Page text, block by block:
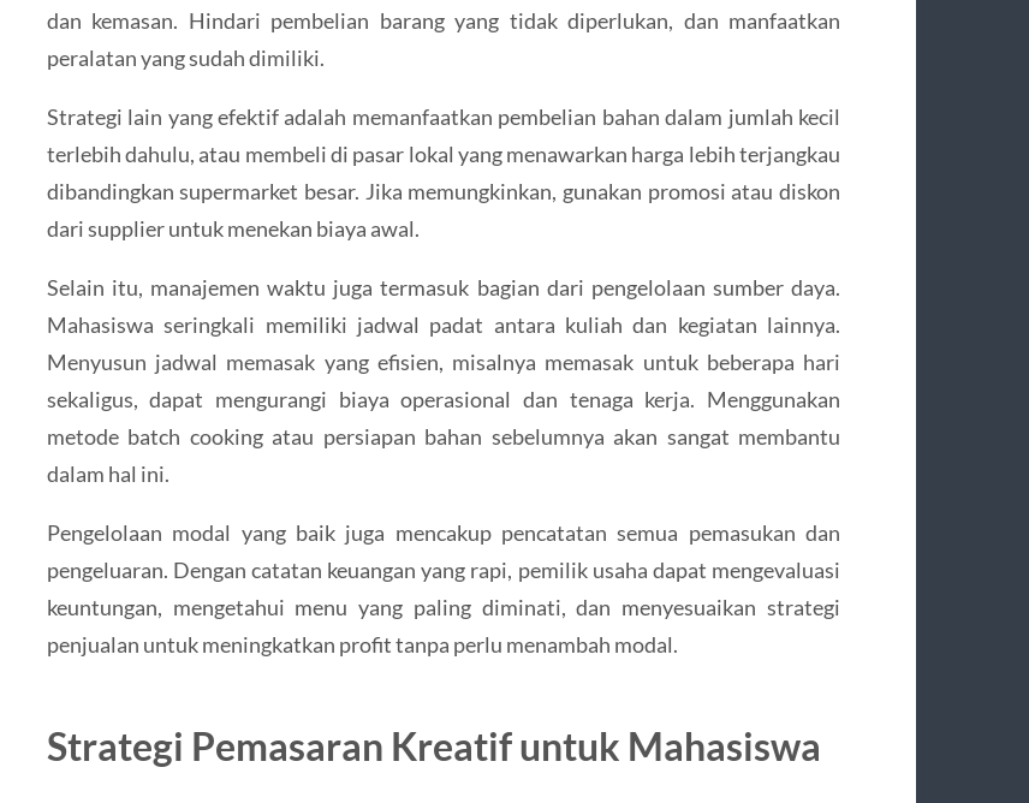
dan kemasan. Hindari pembelian barang yang tidak diperlukan, dan manfaatkan
peralatan yang sudah dimiliki.
Strategi lain yang efektif adalah memanfaatkan pembelian bahan dalam jumlah kecil
terlebih dahulu, atau membeli di pasar lokal yang menawarkan harga lebih terjangkau
dibandingkan supermarket besar. Jika memungkinkan, gunakan promosi atau diskon
dari supplier untuk menekan biaya awal.
Selain itu, manajemen waktu juga termasuk bagian dari pengelolaan sumber daya.
Mahasiswa seringkali memiliki jadwal padat antara kuliah dan kegiatan lainnya.
Menyusun jadwal memasak yang efisien, misalnya memasak untuk beberapa hari
sekaligus, dapat mengurangi biaya operasional dan tenaga kerja. Menggunakan
metode batch cooking atau persiapan bahan sebelumnya akan sangat membantu
dalam hal ini.
Pengelolaan modal yang baik juga mencakup pencatatan semua pemasukan dan
pengeluaran. Dengan catatan keuangan yang rapi, pemilik usaha dapat mengevaluasi
keuntungan, mengetahui menu yang paling diminati, dan menyesuaikan strategi
penjualan untuk meningkatkan profit tanpa perlu menambah modal.
Strategi Pemasaran Kreatif untuk Mahasiswa